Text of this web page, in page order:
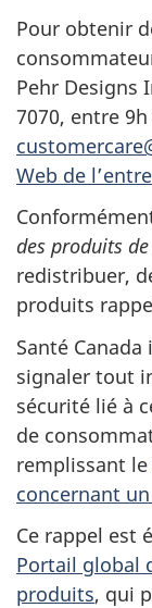
Pour obtenir
Pehr Designs
7070, entre
Web de
des produits
redistribuer,
produits
Santé
signaler tout
sécurité lié à
de
remplissant le
concernant
Ce rappel est
Portail global
produits, qui